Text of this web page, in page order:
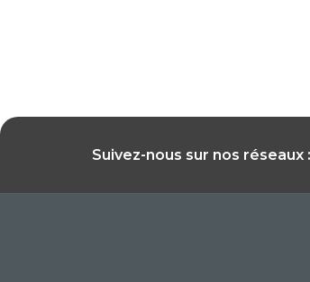
Suivez-nous sur nos réseaux :